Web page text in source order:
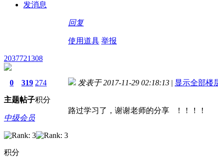
发消息
回复
使用道具 举报
2037721308
0
主题
319
帖子
274
积分
中级会员
积分
发表于 2017-11-29 02:18:13 | 显示全部楼
路过学习了，谢谢老师的分享 ！！！！